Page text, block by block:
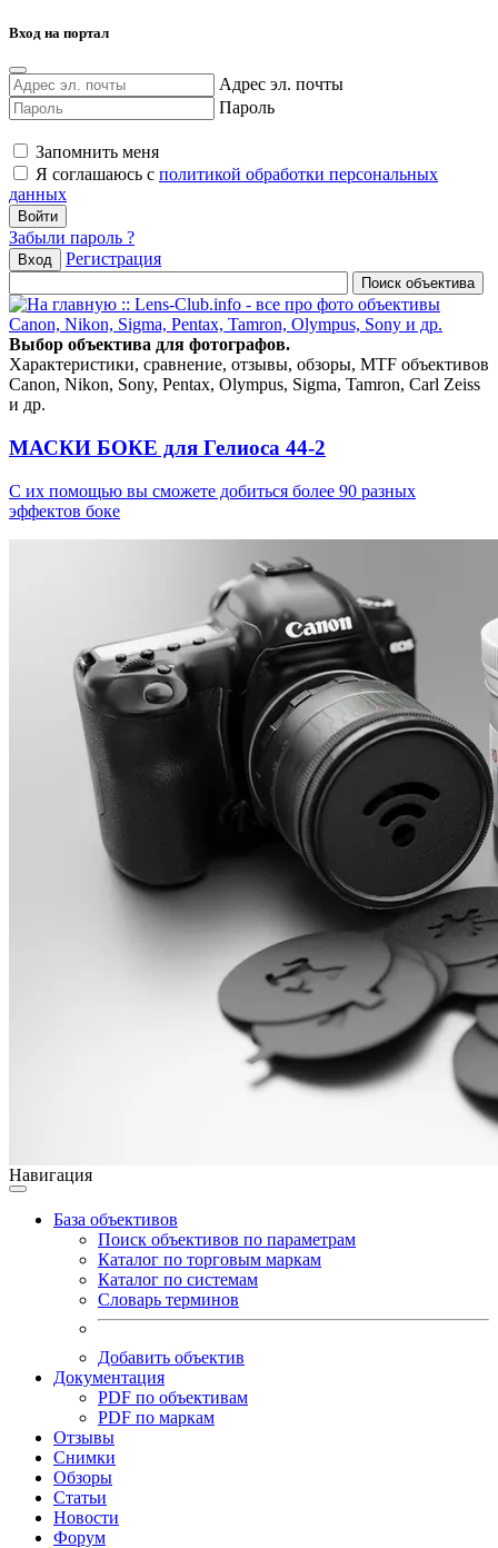
Вход на портал
Адрес эл. почты
Пароль
Запомнить меня
Я соглашаюсь с политикой обработки персональных
данных
Забыли пароль ?
Вход Регистрация
Выбор объектива для фотографов.
Характеристики, сравнение, отзывы, обзоры, MTF объективов
Canon, Nikon, Sony, Pentax, Olympus, Sigma, Tamron, Carl Zeiss
и др.
МАСКИ БОКЕ для Гелиоса 44-2
С их помощью вы сможете добиться более 90 разных
эффектов боке
Навигация
База объективов
Поиск объективов по параметрам
Каталог по торговым маркам
Каталог по системам
Словарь терминов
Добавить объектив
Документация
PDF по объективам
PDF по маркам
Отзывы
Снимки
Обзоры
Статьи
Новости
Форум